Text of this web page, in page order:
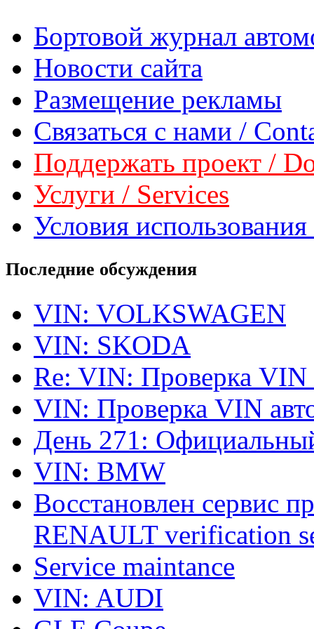
Бортовой журнал
Новости сайта
Размещение рекламы
Связаться с нами /
Поддержать проект /
Услуги / Services
Условия
Последние обсуждения
VIN: VOLKSWAGEN
VIN: SKODA
Re: VIN: Проверка VIN
VIN: Проверка VIN
День 271:
VIN: BMW
Восстановлен сервис
RENAULT verification
Service maintance
VIN: AUDI